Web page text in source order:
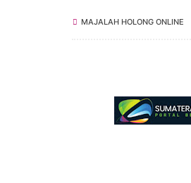
MAJALAH HOLONG ONLINE